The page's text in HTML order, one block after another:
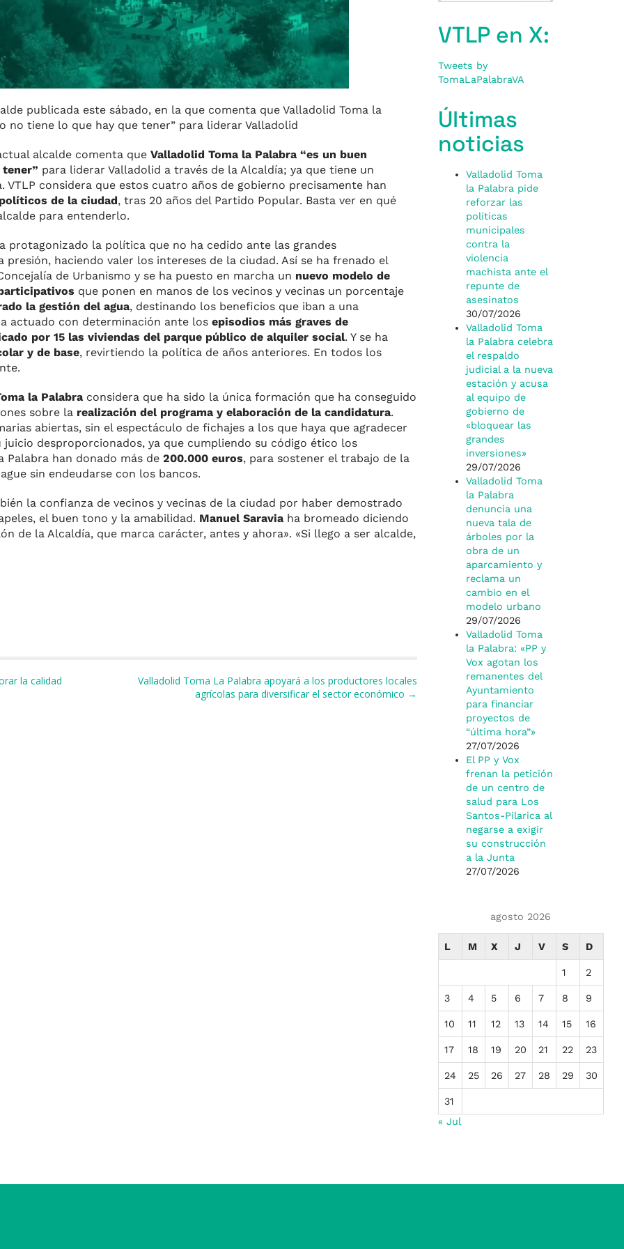
publicada este sábado, en la que comenta que Valladolid Toma la
no tiene lo que hay que tener” para liderar Valladolid
alcalde comenta que Valladolid Toma la Palabra “es un buen
para liderar Valladolid a través de la Alcaldía; ya que tiene un
considera que estos cuatro años de gobierno precisamente han
de la ciudad, tras 20 años del Partido Popular. Basta ver en qué
para entenderlo.
protagonizado la política que no ha cedido ante las grandes
haciendo valer los intereses de la ciudad. Así se ha frenado el
de Urbanismo y se ha puesto en marcha un nuevo modelo de
que ponen en manos de los vecinos y vecinas un porcentaje
la gestión del agua, destinando los beneficios que iban a una
actuado con determinación ante los episodios más graves de
por 15 las viviendas del parque público de alquiler social. Y se ha
y de base, revirtiendo la política de años anteriores. En todos los
la Palabra considera que ha sido la única formación que ha conseguido
sobre la realización del programa y elaboración de la candidatura.
abiertas, sin el espectáculo de fichajes a los que haya que agradecer
desproporcionados, ya que cumpliendo su código ético los
Palabra han donado más de 200.000 euros, para sostener el trabajo de la
sin endeudarse con los bancos.
la confianza de vecinos y vecinas de la ciudad por haber demostrado
el buen tono y la amabilidad. Manuel Saravia ha bromeado diciendo
de la Alcaldía, que marca carácter, antes y ahora». «Si llego a ser alcalde,
la calidad
Valladolid Toma La Palabra apoyará a los productores locales
agrícolas para diversificar el sector económico →
VTLP en X:
Tweets by
TomaLaPalabraVA
Últimas
noticias
Valladolid Toma
la Palabra pide
reforzar las
políticas
municipales
contra la
violencia
machista ante el
repunte de
asesinatos
30/07/2026
Valladolid Toma
la Palabra celebra
el respaldo
judicial a la nueva
estación y acusa
al equipo de
gobierno de
«bloquear las
grandes
inversiones»
29/07/2026
Valladolid Toma
la Palabra
denuncia una
nueva tala de
árboles por la
obra de un
aparcamiento y
reclama un
cambio en el
modelo urbano
29/07/2026
Valladolid Toma
la Palabra: «PP y
Vox agotan los
remanentes del
Ayuntamiento
para financiar
proyectos de
“última hora”»
27/07/2026
El PP y Vox
frenan la petición
de un centro de
salud para Los
Santos-Pilarica al
negarse a exigir
su construcción
a la Junta
27/07/2026
agosto 2026
L M X J V S D
1 2
3 4 5 6 7 8 9
10 11 12 13 14 15 16
17 18 19 20 21 22 23
24 25 26 27 28 29 30
31
« Jul